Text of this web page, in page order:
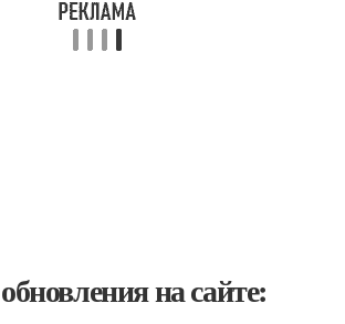
на сайте: